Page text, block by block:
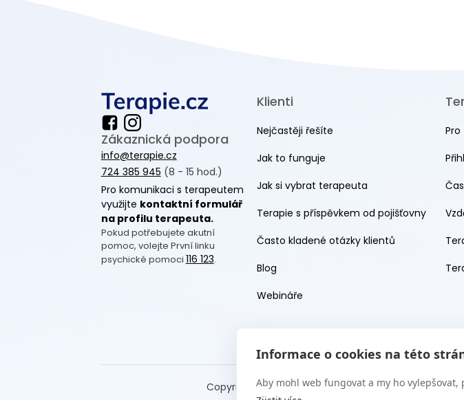
Informace o cookies na této
Aby mohl web fungovat a my ho vylepšovat,
Zákaznická podpora
info@terapie.cz
724 385 945 (8 - 15 hod.)
Pro komunikaci s terapeutem
využijte kontaktní formulář
na profilu terapeuta.
Pokud potřebujete akutní
pomoc, volejte První linku
psychické pomoci 116 123.
Klienti
Nejčastěji řešíte
Jak to funguje
Jak si vybrat terapeuta
Terapie s příspěvkem od pojišťovny
Často kladené otázky klientů
Blog
Webináře
Copyright Terapie CZ s.r.o. 2026. Všechna práva